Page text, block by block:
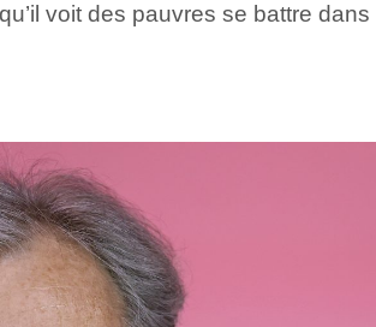
voit des pauvres se battre